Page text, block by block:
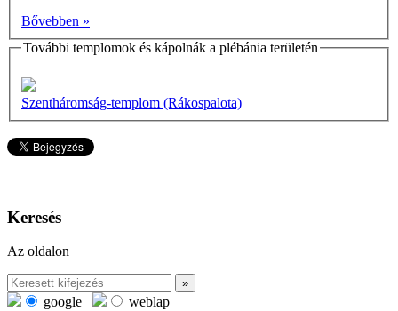
Bővebben »
További templomok és kápolnák a plébánia területén
Szentháromság-templom (Rákospalota)
Keresés
Az oldalon
google
weblap